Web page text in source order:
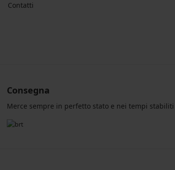
Contatti
Consegna
Merce sempre in perfetto stato e nei tempi stabiliti